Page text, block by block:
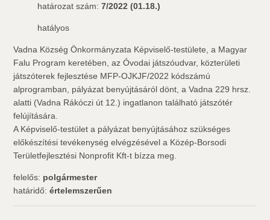
határozat szám:7/2022 (01.18.)
hatályos
Vadna Község Önkormányzata Képviselő-testülete, a Magyar
Falu Program keretében, az Óvodai játszóudvar, közterületi
játszóterek fejlesztése MFP-OJKJF/2022 kódszámú
alprogramban, pályázat benyújtásáról dönt, a Vadna 229 hrsz.
alatti (Vadna Rákóczi út 12.) ingatlanon található játszótér
felújítására.
A Képviselő-testület a pályázat benyújtásához szükséges
előkészítési tevékenység elvégzésével a Közép-Borsodi
Területfejlesztési Nonprofit Kft-t bízza meg.
felelős: polgármester
határidő:értelemszerűen